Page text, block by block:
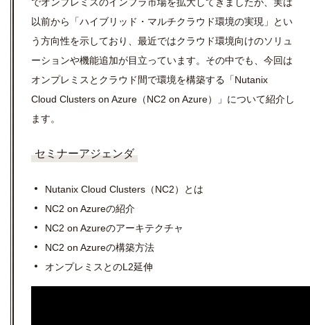
でオンプレミスのインフラ市場を拡大してきましたが、実は
以前から「ハイブリッド・マルチクラウド環境の実現」とい
う方向性を示しており、最近ではクラウド環境向けのソリュ
ーションや機能追加が目立っています。その中でも、今回は
オンプレミスとクラウド間で環境を構築する「Nutanix
Cloud Clusters on Azure（NC2 on Azure）」について紹介し
ます。
セミナーアジェンダ
Nutanix Cloud Clusters（NC2）とは
NC2 on Azureの紹介
NC2 on Azureのアーキテクチャ
NC2 on Azureの構築方法
オンプレミスとのL2延伸